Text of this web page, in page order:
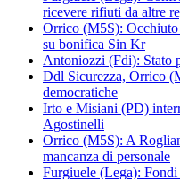
ricevere rifiuti da altre
Orrico (M5S): Occhiuto
su bonifica Sin Kr
Antoniozzi (Fdi): Stato
Ddl Sicurezza, Orrico
democratiche
Irto e Misiani (PD)
Agostinelli
Orrico (M5S): A
mancanza di personale
Furgiuele (Lega): Fondi